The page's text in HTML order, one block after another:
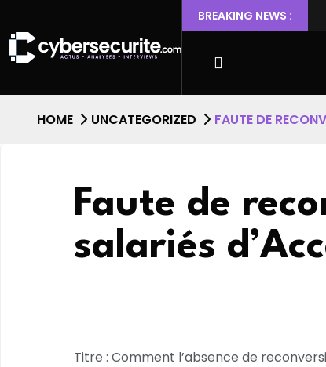
BREAKING NEWS :
permettant l’escalade de privilèges et l’accès root
HOME UNCATEGORIZED FAUTE DE
Faute de
salariés
Titre : Comment l’absence de